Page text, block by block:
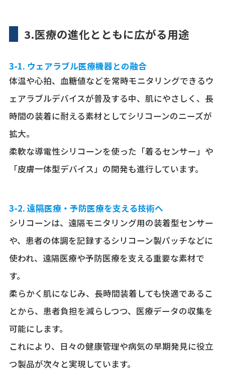
3.医療の進化とともに広がる用途
3-1. ウェアラブル医療機器との融合
体温や心拍、血糖値などを常時モニタリングできるウ
ェアラブルデバイスが普及する中、肌にやさしく、長
時間の装着に耐える素材としてシリコーンのニーズが
拡大。
柔軟な導電性シリコーンを使った「着るセンサー」や
「皮膚一体型デバイス」の開発も進行しています。
3-2. 遠隔医療・予防医療を支える技術へ
シリコーンは、遠隔モニタリング用の装着型センサー
や、患者の体調を記録するシリコーン製パッチなどに
使われ、遠隔医療や予防医療を支える重要な素材で
す。
柔らかく肌になじみ、長時間装着しても快適であるこ
とから、患者負担を減らしつつ、医療データの収集を
可能にします。
これにより、日々の健康管理や病気の早期発見に役立
つ製品が次々と実現しています。